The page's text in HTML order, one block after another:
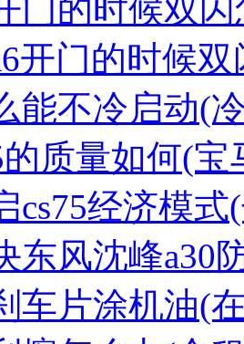
门的时候双
开门的时候
能不冷启动(
质量如何(宝
cs75经济模式
东风沈峰a30
车片涂机油(